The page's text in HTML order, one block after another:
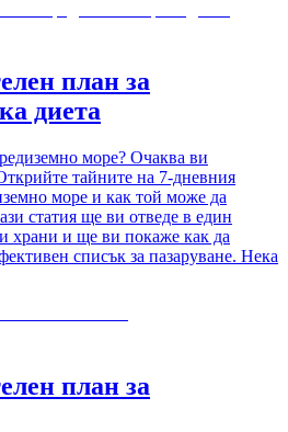
план за
диета
море? Очаква ви
тайните на 7-дневния
море и как той може да
статия ще ви отведе в един
храни и ще ви покаже как да
списък за пазаруване. Нека
план за